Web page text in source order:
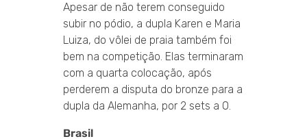
Apesar de não terem conseguido
subir no pódio, a dupla Karen e Maria
Luiza, do vôlei de praia também foi
bem na competição. Elas terminaram
com a quarta colocação, após
perderem a disputa do bronze para a
dupla da Alemanha, por 2 sets a 0.
Brasil